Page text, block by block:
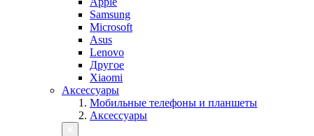
Samsung
Microsoft
Asus
Lenovo
Другое
Xiaomi
Аксессуары
Мобильные телефоны и планшеты
Аксессуары